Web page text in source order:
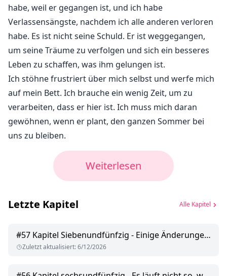
habe, weil er gegangen ist, und ich habe
Verlassensängste, nachdem ich alle anderen verloren
habe. Es ist nicht seine Schuld. Er ist weggegangen,
um seine Träume zu verfolgen und sich ein besseres
Leben zu schaffen, was ihm gelungen ist.
Ich stöhne frustriert über mich selbst und werfe mich
auf mein Bett. Ich brauche ein wenig Zeit, um zu
verarbeiten, dass er hier ist. Ich muss mich daran
gewöhnen, wenn er plant, den ganzen Sommer bei
uns zu bleiben.
Weiterlesen
Letzte Kapitel Alle Kapitel
#57 Kapitel Siebenundfünfzig - Einige Änderungen müssen vorgenommen werden
Zuletzt aktualisiert:6/12/2026